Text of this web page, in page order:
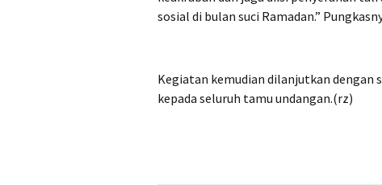
sosial di bulan suci Ramadan.”
Kegiatan kemudian dilanjutkan
kepada seluruh tamu undangan.(rz)